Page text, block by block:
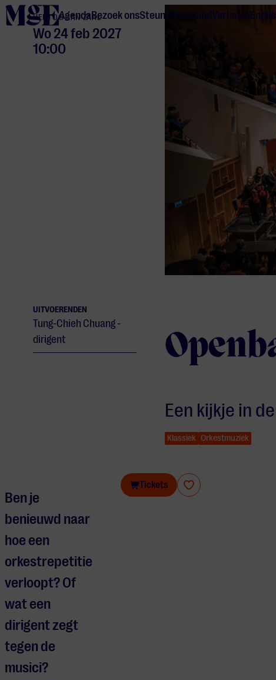
home
AgendaBezoek onsSteun en verbind Verhalen
HERTOG JAN ZAAL
Wo 24 feb 2027
10:00
UITVOERENDEN
Tung-Chieh Chuang -
dirigent
Een kijkje in
Klassiek Orkestmuziek
Tickets
Ben je
benieuwd naar
hoe een
orkestrepetitie
verloopt? Of
wat een
dirigent zegt
tegen de
musici?